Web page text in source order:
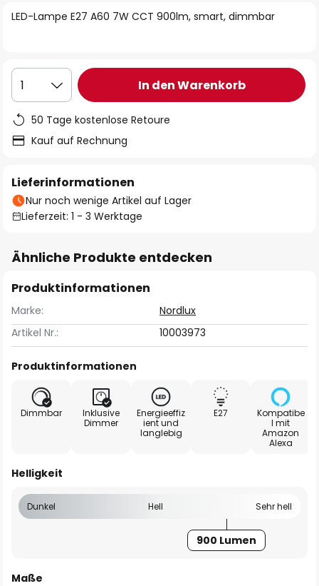
LED-Lampe E27 A60 7W CCT 900lm, smart, dimmbar
1 In den Warenkorb
50 Tage kostenlose Retoure
Kauf auf Rechnung
Lieferinformationen
Nur noch wenige Artikel auf Lager
Lieferzeit: 1 - 3 Werktage
Ähnliche Produkte entdecken
Produktinformationen
Marke:
Nordlux
Artikel Nr.:
10003973
Produktinformationen
Dimmbar
Inklusive
Dimmer
Energieeffiz
ient und
langlebig
E27
Kompatibe
l mit
Amazon
Alexa
Helligkeit
Dunkel Hell Sehr hell
900 Lumen
Maße